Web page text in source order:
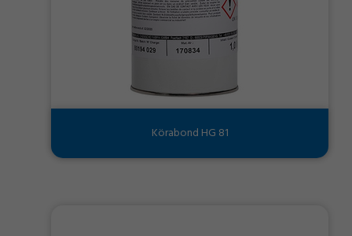
Körabond HG 81